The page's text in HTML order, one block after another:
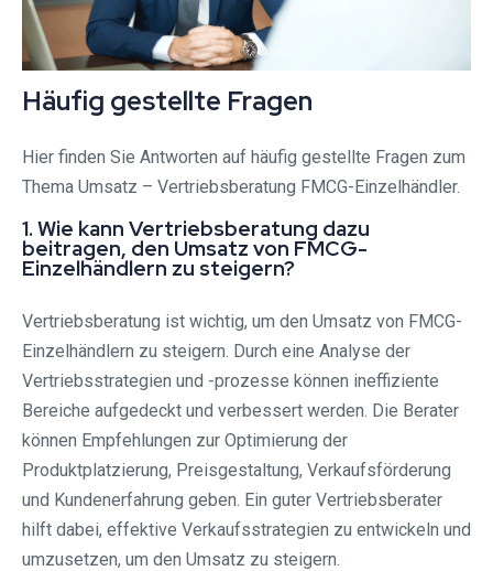
Häufig gestellte Fragen
Hier finden Sie Antworten auf häufig gestellte Fragen zum
Thema Umsatz – Vertriebsberatung FMCG-Einzelhändler.
1. Wie kann Vertriebsberatung dazu
beitragen, den Umsatz von FMCG-
Einzelhändlern zu steigern?
Vertriebsberatung ist wichtig, um den Umsatz von FMCG-
Einzelhändlern zu steigern. Durch eine Analyse der
Vertriebsstrategien und -prozesse können ineffiziente
Bereiche aufgedeckt und verbessert werden. Die Berater
können Empfehlungen zur Optimierung der
Produktplatzierung, Preisgestaltung, Verkaufsförderung
und Kundenerfahrung geben. Ein guter Vertriebsberater
hilft dabei, effektive Verkaufsstrategien zu entwickeln und
umzusetzen, um den Umsatz zu steigern.